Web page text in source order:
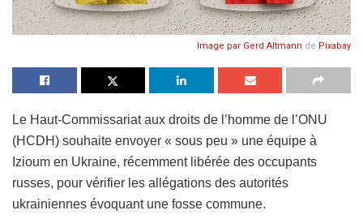
Image par Gerd Altmann de Pixabay
Le Haut-Commissariat aux droits de l’homme de l’ONU
(HCDH) souhaite envoyer « sous peu » une équipe à
Izioum en Ukraine, récemment libérée des occupants
russes, pour vérifier les allégations des autorités
ukrainiennes évoquant une fosse commune.